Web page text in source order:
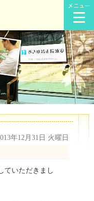
メニュー
年12月31日 火曜日
ていただきまし